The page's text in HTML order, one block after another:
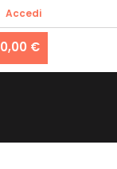
Accedi
0,00 €